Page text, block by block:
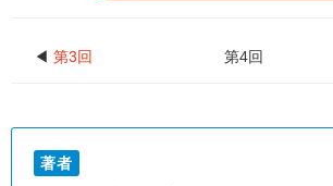
◀第3回 第4回
著者